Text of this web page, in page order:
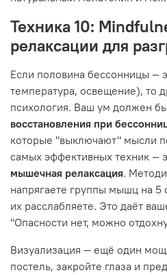
Техника 10:
релаксации для
Если половина бессонницы —
температура, освещение), то
психология. Ваш ум должен
восстановления при
которые "выключают" мысли
самых эффективных техник —
мышечная релаксация.
напрягаете группы мышц на 5
их расслабляете. Это даёт
"Опасности нет, можно
Визуализация — ещё один
постель, закройте глаза и